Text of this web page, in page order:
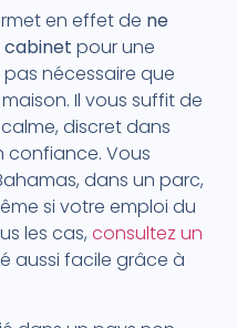
en effet de ne
cabinet pour une
pas nécessaire que
Il vous suffit de
discret dans
confiance. Vous
dans un parc,
si votre emploi du
les cas, consultez un
aussi facile grâce à